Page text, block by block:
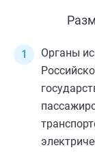
Органы